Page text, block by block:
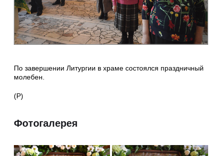
По завершении Литургии в храме состоялся праздничный
молебен.
(Р)
Фотогалерея